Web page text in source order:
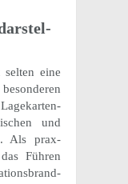
eine
und
Als prax­
Führen